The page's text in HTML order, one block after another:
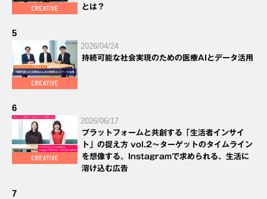
とは？
5
2026/04/24
持続可能な社会実現のための医療AIとデータ活用
6
2026/06/17
プラットフォームと共創する「生活者インサイ
ト」の捉え方 vol.2～ターゲットのタイムライン
を想像する。Instagramで求められる、生活に
溶け込む広告
7